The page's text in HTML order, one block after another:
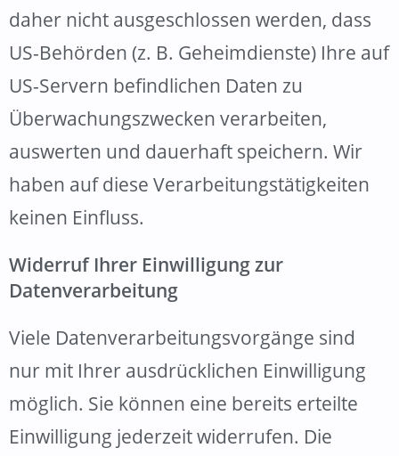
daher nicht ausgeschlossen werden, dass
US-Behörden (z. B. Geheimdienste) Ihre auf
US-Servern befindlichen Daten zu
Überwachungszwecken verarbeiten,
auswerten und dauerhaft speichern. Wir
haben auf diese Verarbeitungstätigkeiten
keinen Einfluss.
Widerruf Ihrer Einwilligung zur
Datenverarbeitung
Viele Datenverarbeitungsvorgänge sind
nur mit Ihrer ausdrücklichen Einwilligung
möglich. Sie können eine bereits erteilte
Einwilligung jederzeit widerrufen. Die